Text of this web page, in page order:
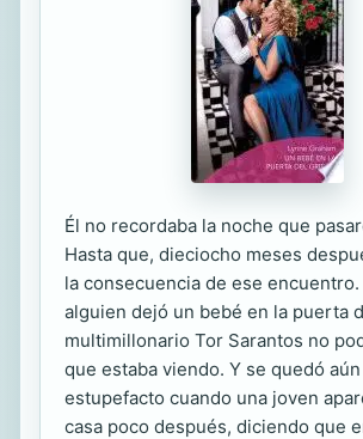
Él no recordaba la noche que
Hasta que, dieciocho meses
la consecuencia de ese encuentro.
alguien dejó un bebé en la puerta
multimillonario Tor Sarantos no
que estaba viendo. Y se quedó aún
estupefacto cuando una joven
casa poco después, diciendo que